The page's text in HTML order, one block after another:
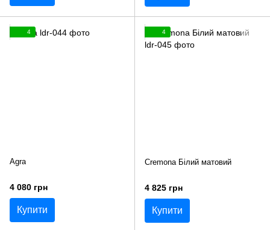
4
Agra
4 080 грн
Купити
4
Cremona Білий матовий
4 825 грн
Купити